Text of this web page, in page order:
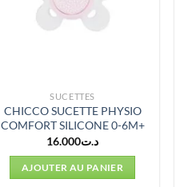
SUCETTES
CHICCO SUCETTE PHYSIO
COMFORT SILICONE 0-6M+
د.ت16.000
AJOUTER AU PANIER